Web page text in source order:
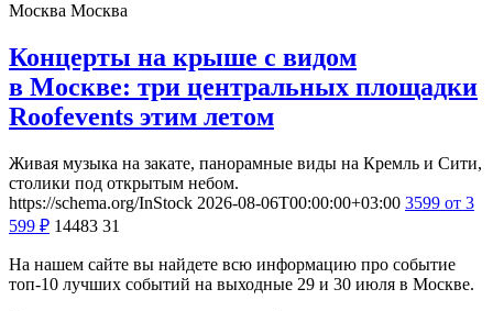
Москва Москва
Концерты на крыше с видом
в Москве: три центральных площадки
Roofevents этим летом
Живая музыка на закате, панорамные виды на Кремль и Сити,
столики под открытым небом.
https://schema.org/InStock 2026-08-06T00:00:00+03:00 3599 от 3
599 ₽ 14483 31
На нашем сайте вы найдете всю информацию про событие
топ-10 лучших событий на выходные 29 и 30 июля в Москве.